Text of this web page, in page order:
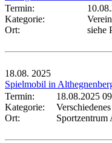
Termin:
Kategorie:
Ort:
siehe
18.08. 2025
Spielmobil in
Termin:
18.08.2025
Kategorie:
Verschiedenes
Ort:
Sportzentrum